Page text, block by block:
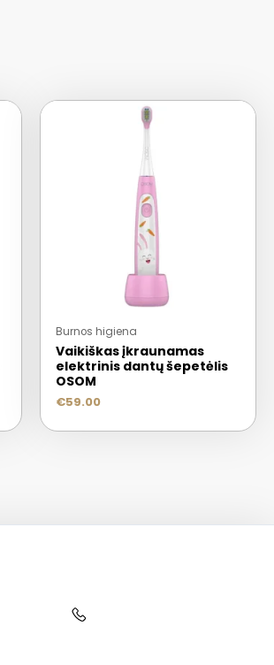
Burnos higiena
Vaikiškas įkraunamas
elektrinis dantų šepetėlis
OSOM
€59.00